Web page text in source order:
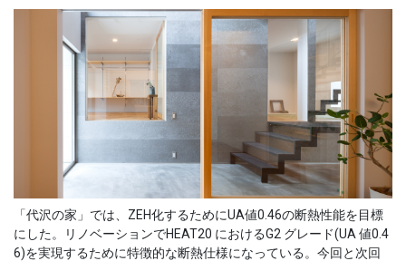
「代沢の家」では、ZEH化するためにUA値0.46の断熱性能を目標
にした。リノベーションでHEAT20 におけるG2 グレード(UA 値0.4
6)を実現するために特徴的な断熱仕様になっている。今回と次回